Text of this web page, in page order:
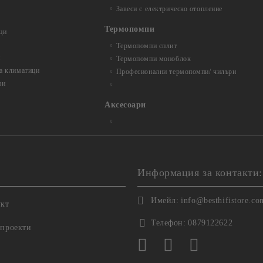
климатици
Завеси с електрическо отопление
Термопомпи
Термопомпи сплит
Термопомпи моноблок
Професионални термопомпи/ чилъри
Аксесоари
Информация за контакти:
Имейл:
Телефон: 0879122622